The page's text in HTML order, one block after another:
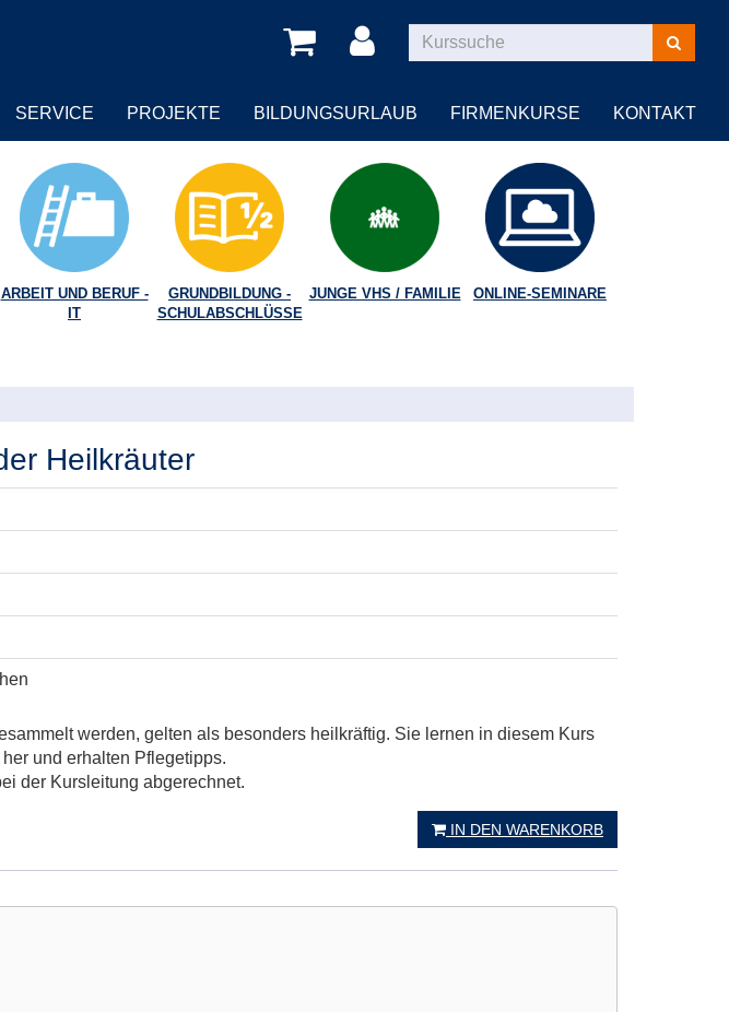
Kurse
suchen
SERVICE PROJEKTE BILDUNGSURLAUB FIRMENKURSE KONTAKT
ARBEIT UND BERUF -
IT
GRUNDBILDUNG -
SCHULABSCHLÜSSE
JUNGE VHS / FAMILIE ONLINE-SEMINARE
Heilkräuter
werden, gelten als besonders heilkräftig. Sie lernen in diesem Kurs
und erhalten Pflegetipps.
der Kursleitung abgerechnet.
IN DEN WARENKORB